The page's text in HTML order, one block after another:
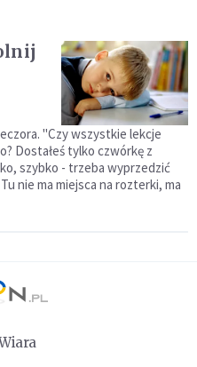
"Czy wszystkie lekcje
Dostałeś tylko czwórkę z
szybko - trzeba wyprzedzić
nie ma miejsca na rozterki, ma